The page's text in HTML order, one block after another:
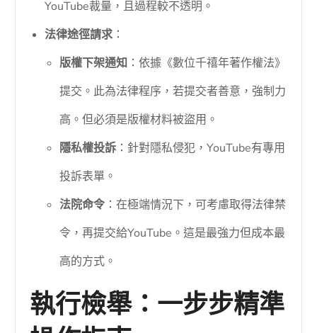
YouTube裁量，且過程較不透明。
法律途徑請求 ：
版權下架通知：依據《數位千禧年著作權法》
提交。此為法律程序，若提交者善意，強制力
高。但必須是版權材料被盜用。
隱私權投訴：針對隱私侵犯，YouTube有專用
投訴表單。
法院命令：在極端情況下，可考慮取得法律禁
令，再提交給YouTube。這是最強力但成本最
高的方式。
執行檢舉：一步步精準